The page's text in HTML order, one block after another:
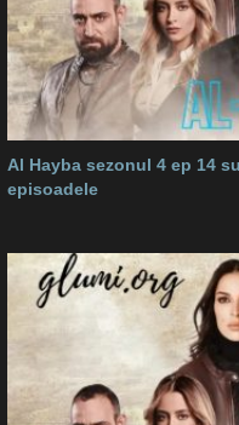
Al Hayba sezonul 4 ep 14
episoadele